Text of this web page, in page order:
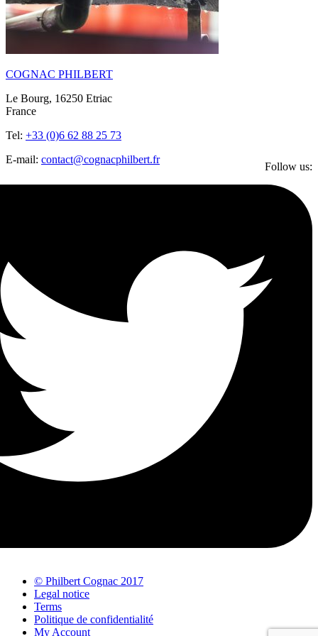
COGNAC PHILBERT
Le Bourg, 16250 Etriac
France
Tel: +33 (0)6 62 88 25 73
E-mail: contact@cognacphilbert.fr
Follow us:
© Philbert Cognac 2017
Legal notice
Terms
Politique de confidentialité
My Account